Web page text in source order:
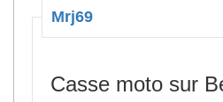
Mrj69
Casse moto sur